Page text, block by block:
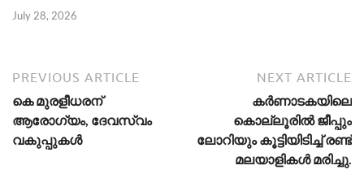
July 28, 2026
PREVIOUS ARTICLE
കെ മുരളീധരന്
ആരോഗ്യം, ദേവസ്വം
വകുപ്പുകള്‍
NEXT ARTICLE
കര്‍ണാടകയിലെ
കൊല്ലൂരില്‍ ജീപ്പും
ലോറിയും കൂട്ടിയിടിച്ച് രണ്ട്
മലയാളികള്‍ മരിച്ചു.